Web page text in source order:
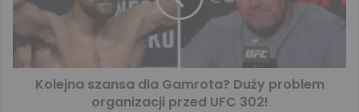
Kolejna szansa dla Gamrota? Duży problem
organizacji przed UFC 302!